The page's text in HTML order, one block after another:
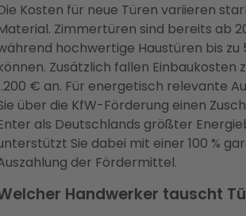
Kosten für neue Türen variieren
Zimmertüren sind bereits ab
hochwertige Haustüren bis zu
Zusätzlich fallen Einbaukosten
€ an. Für energetisch relevante
über die KfW-Förderung einen
als Deutschlands größter
Sie dabei mit einer 100 %
der Fördermittel.
Handwerker tauscht